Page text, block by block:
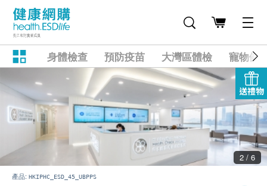
身體檢查 預防疫苗 大灣區體檢 寵物健
送禮物
2 / 6
產品: HKIPHC_ESD_45_UBPPS